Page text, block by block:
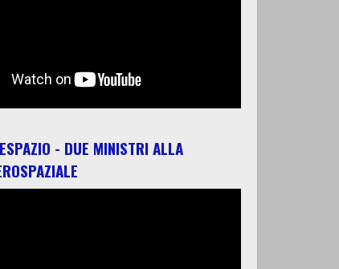
- DUE MINISTRI ALLA